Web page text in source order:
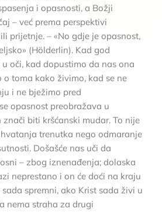
i opasnosti, a Božji
– već prema perspektivi
prijetnje. – «No gdje je opasnost,
(Hölderlin). Kad god
oči, kad dopustimo da nas ona
o toma kako živimo, kad se ne
i ne bježimo pred
opasnost preobražava u
znači biti kršćanski mudar. To nije
trenutka nego odmaranje
Došašće nas uči da
– zbog iznenađenja; dolaska
neprestano i on će doći na kraju
spremni, ako Krist sada živi u
nema straha za drugi